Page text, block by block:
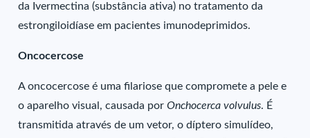
da Ivermectina (substância ativa) no tratamento da
estrongiloidíase em pacientes imunodeprimidos.
Oncocercose
A oncocercose é uma filariose que compromete a pele e
o aparelho visual, causada porOnchocerca volvulus. É
transmitida através de um vetor, o díptero simulídeo,